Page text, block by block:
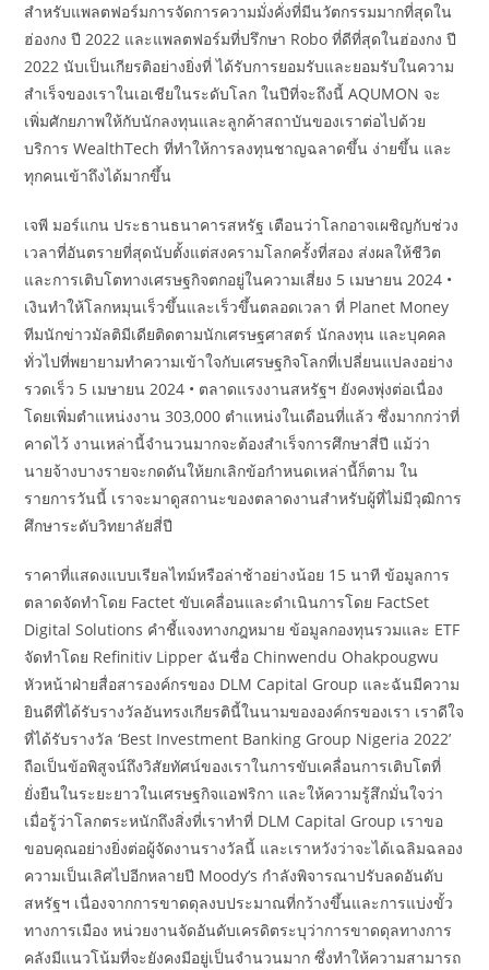
สำหรับแพลตฟอร์มการจัดการความมั่งคั่งที่มีนวัตกรรมมากที่สุดใน
ฮ่องกง ปี 2022 และแพลตฟอร์มที่ปรึกษา Robo ที่ดีที่สุดในฮ่องกง ปี
2022 นับเป็นเกียรติอย่างยิ่งที่ ได้รับการยอมรับและยอมรับในความ
สำเร็จของเราในเอเชียในระดับโลก ในปีที่จะถึงนี้ AQUMON จะ
เพิ่มศักยภาพให้กับนักลงทุนและลูกค้าสถาบันของเราต่อไปด้วย
บริการ WealthTech ที่ทำให้การลงทุนชาญฉลาดขึ้น ง่ายขึ้น และ
ทุกคนเข้าถึงได้มากขึ้น
เจพี มอร์แกน ประธานธนาคารสหรัฐ เตือนว่าโลกอาจเผชิญกับช่วง
เวลาที่อันตรายที่สุดนับตั้งแต่สงครามโลกครั้งที่สอง ส่งผลให้ชีวิต
และการเติบโตทางเศรษฐกิจตกอยู่ในความเสี่ยง 5 เมษายน 2024 •
เงินทำให้โลกหมุนเร็วขึ้นและเร็วขึ้นตลอดเวลา ที่ Planet Money
ทีมนักข่าวมัลติมีเดียติดตามนักเศรษฐศาสตร์ นักลงทุน และบุคคล
ทั่วไปที่พยายามทำความเข้าใจกับเศรษฐกิจโลกที่เปลี่ยนแปลงอย่าง
รวดเร็ว 5 เมษายน 2024 • ตลาดแรงงานสหรัฐฯ ยังคงพุ่งต่อเนื่อง
โดยเพิ่มตำแหน่งงาน 303,000 ตำแหน่งในเดือนที่แล้ว ซึ่งมากกว่าที่
คาดไว้ งานเหล่านี้จำนวนมากจะต้องสำเร็จการศึกษาสี่ปี แม้ว่า
นายจ้างบางรายจะกดดันให้ยกเลิกข้อกำหนดเหล่านี้ก็ตาม ใน
รายการวันนี้ เราจะมาดูสถานะของตลาดงานสำหรับผู้ที่ไม่มีวุฒิการ
ศึกษาระดับวิทยาลัยสี่ปี
ราคาที่แสดงแบบเรียลไทม์หรือล่าช้าอย่างน้อย 15 นาที ข้อมูลการ
ตลาดจัดทำโดย Factet ขับเคลื่อนและดำเนินการโดย FactSet
Digital Solutions คำชี้แจงทางกฎหมาย ข้อมูลกองทุนรวมและ ETF
จัดทำโดย Refinitiv Lipper ฉันชื่อ Chinwendu Ohakpougwu
หัวหน้าฝ่ายสื่อสารองค์กรของ DLM Capital Group และฉันมีความ
ยินดีที่ได้รับรางวัลอันทรงเกียรตินี้ในนามขององค์กรของเรา เราดีใจ
ที่ได้รับรางวัล ‘Best Investment Banking Group Nigeria 2022’
ถือเป็นข้อพิสูจน์ถึงวิสัยทัศน์ของเราในการขับเคลื่อนการเติบโตที่
ยั่งยืนในระยะยาวในเศรษฐกิจแอฟริกา และให้ความรู้สึกมั่นใจว่า
เมื่อรู้ว่าโลกตระหนักถึงสิ่งที่เราทำที่ DLM Capital Group เราขอ
ขอบคุณอย่างยิ่งต่อผู้จัดงานรางวัลนี้ และเราหวังว่าจะได้เฉลิมฉลอง
ความเป็นเลิศไปอีกหลายปี Moody’s กำลังพิจารณาปรับลดอันดับ
สหรัฐฯ เนื่องจากการขาดดุลงบประมาณที่กว้างขึ้นและการแบ่งขั้ว
ทางการเมือง หน่วยงานจัดอันดับเครดิตระบุว่าการขาดดุลทางการ
คลังมีแนวโน้มที่จะยังคงมีอยู่เป็นจำนวนมาก ซึ่งทำให้ความสามารถ